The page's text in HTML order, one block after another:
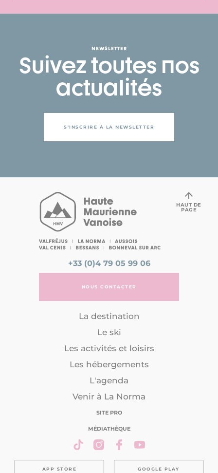
NEWSLETTER
Suivez toutes nos
actualités
S'INSCRIRE À LA NEWSLETTER
+33 (0)4 79 05 99 06
NOUS CONTACTER
La destination
Le ski
Les activités et loisirs
Les hébergements
L'agenda
Venir à La Norma
SITE PRO
MÉDIATHÈQUE
APP STORE GOOGLE PLAY
HAUT DE
PAGE